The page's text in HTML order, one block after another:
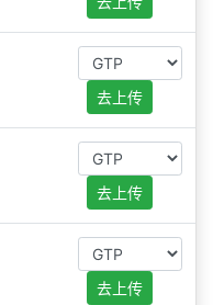
去上传
去上传
去上传